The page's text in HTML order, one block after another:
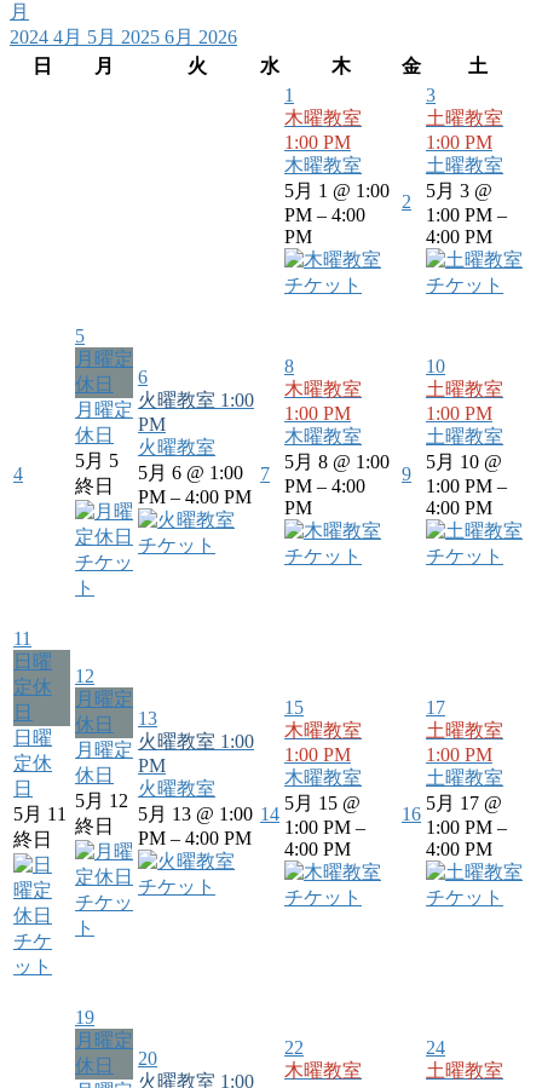
月
2024 4月 5月 2025 6月 2026
日
月 火 水 木 金
土
1
木曜教室
1:00 PM
木曜教室
5月 1 @ 1:00
PM – 4:00
PM
チケット
2
3
土曜教室
1:00 PM
土曜教室
5月 3 @
1:00 PM –
4:00 PM
チケット
4
5
月曜定
休日
月曜定
休日
5月 5
終日
チケッ
ト
6
火曜教室 1:00
PM
火曜教室
5月 6 @ 1:00
PM – 4:00 PM
チケット
7
8
木曜教室
1:00 PM
木曜教室
5月 8 @ 1:00
PM – 4:00
PM
チケット
9
10
土曜教室
1:00 PM
土曜教室
5月 10 @
1:00 PM –
4:00 PM
チケット
11
日曜
定休
日
日曜
定休
日
5月 11
終日
チケ
ット
12
月曜定
休日
月曜定
休日
5月 12
終日
チケッ
ト
13
火曜教室 1:00
PM
火曜教室
5月 13 @ 1:00
PM – 4:00 PM
チケット
14
15
木曜教室
1:00 PM
木曜教室
5月 15 @
1:00 PM –
4:00 PM
チケット
16
17
土曜教室
1:00 PM
土曜教室
5月 17 @
1:00 PM –
4:00 PM
チケット
19
月曜定
休日
20
火曜教室 1:00
22
木曜教室
24
土曜教室